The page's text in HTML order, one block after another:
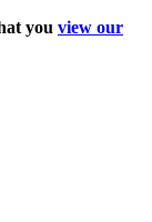
you view our